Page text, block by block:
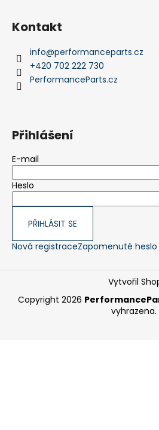
Kontakt
info@performanceparts.cz
+420 702 222 730
PerformanceParts.cz
Přihlášení
E-mail
Heslo
PŘIHLÁSIT SE
Nová registraceZapomenuté heslo
Vytvořil
Copyright 2026
vyhrazena.